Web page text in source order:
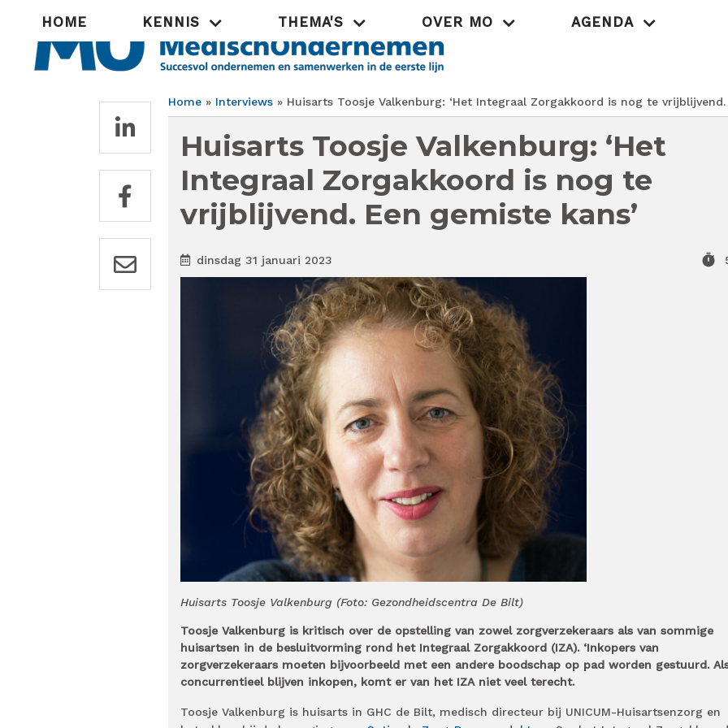
Hoofdnavigatie
HOME KENNIS THEMA'S OVER MO AGENDA
Home Interviews Huisarts Toosje Valkenburg: ‘Het Integraal Zorgakkoord is nog te vrijblijvend.
Huisarts Toosje Valkenburg: ‘Het
Integraal Zorgakkoord is nog te
vrijblijvend. Een gemiste kans’
dinsdag 31 januari 2023 timer
Huisarts Toosje Valkenburg (Foto: Gezondheidscentra De Bilt)
Toosje Valkenburg is kritisch over de opstelling van zowel zorgverzekeraars als van sommige
huisartsen in de besluitvorming rond het Integraal Zorgakkoord (IZA). ‘Inkopers van
zorgverzekeraars moeten bijvoorbeeld met een andere boodschap op pad worden gestuurd.
concurrentieel blijven inkopen, komt er van het IZA niet veel terecht.
Toosje Valkenburg is huisarts in GHC de Bilt, medisch directeur bij UNICUM-Huisartsenzorg en